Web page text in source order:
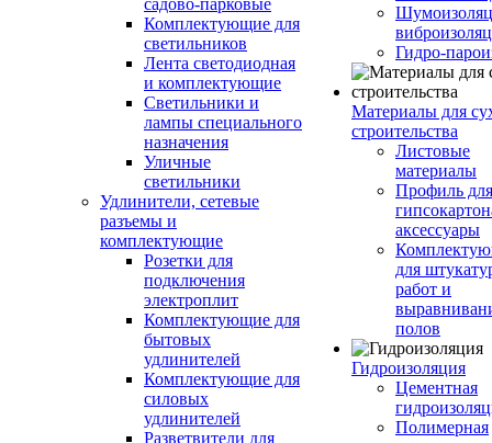
садово-парковые
Комплектующие для
светильников
Лента светодиодная
и комплектующие
Светильники и
лампы специального
назначения
Уличные
светильники
Удлинители, сетевые
разъемы и
комплектующие
Розетки для
подключения
электроплит
Комплектующие для
бытовых
удлинителей
Комплектующие для
силовых
удлинителей
Разветвители для
Гидро-
Материалы для
строительства
Листовые
материалы
Профиль для
аксессуары
для
работ и
полов
Гидроизоляция
Цементная
Полимерная